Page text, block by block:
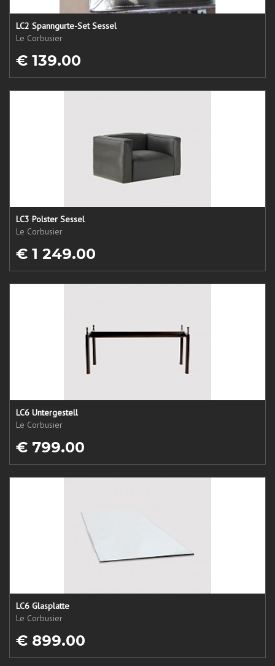
LC2 Spanngurte-Set Sessel
Le Corbusier
€ 139.00
LC3 Polster Sessel
Le Corbusier
€ 1 249.00
LC6 Untergestell
Le Corbusier
€ 799.00
LC6 Glasplatte
Le Corbusier
€ 899.00